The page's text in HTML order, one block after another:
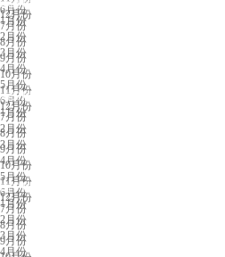
12月份
6月份
7月份
8月份
9月份
10月份
11月份
12月份
赤峰展会排期
1月份
2月份
3月份
4月份
5月份
6月份
7月份
8月份
9月份
10月份
11月份
12月份
海口展会排期
1月份
2月份
3月份
4月份
5月份
6月份
7月份
8月份
9月份
南宁展会排期
1月份
2月份
3月份
4月份